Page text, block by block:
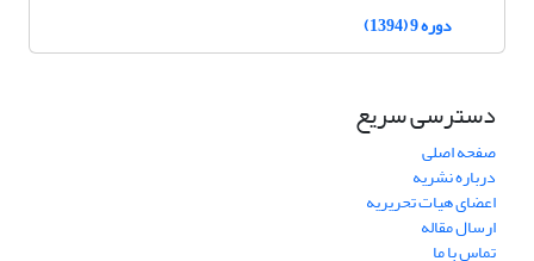
دوره 9 (1394)
دسترسی سریع
صفحه اصلی
درباره نشریه
اعضای هیات تحریریه
ارسال مقاله
تماس با ما